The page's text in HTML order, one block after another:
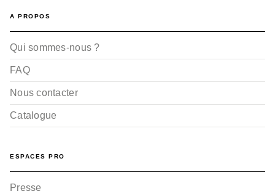
A PROPOS
Qui sommes-nous ?
FAQ
Nous contacter
Catalogue
ESPACES PRO
Presse